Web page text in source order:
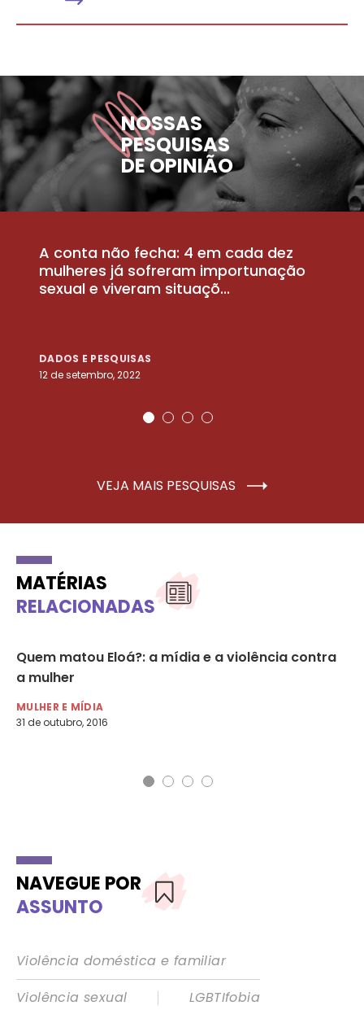
NOSSAS
PESQUISAS
DE OPINIÃO
A conta não fecha: 4 em cada dez
mulheres já sofreram importunação
sexual e viveram situaçõ...
DADOS E PESQUISAS
12 de setembro, 2022
VEJA MAIS PESQUISAS
MATÉRIAS
RELACIONADAS
Quem matou Eloá?: a mídia e a violência contra
a mulher
MULHER E MÍDIA
31 de outubro, 2016
NAVEGUE POR
ASSUNTO
Violência doméstica e familiar
Violência sexual
|
LGBTIfobia